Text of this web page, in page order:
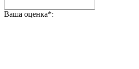
Ваша оценка*: